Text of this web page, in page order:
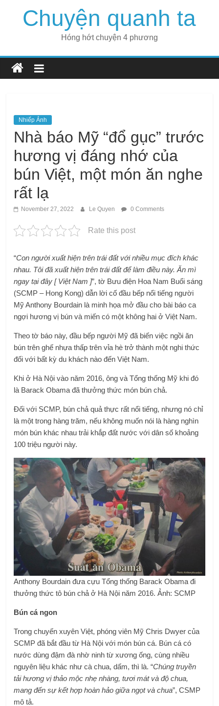
Chuyện quanh ta
Hóng hớt chuyện 4 phương
Nhiếp Ảnh
Nhà báo Mỹ “đổ gục” trước
hương vị đáng nhớ của
bún Việt, một món ăn nghe
rất lạ
November 27, 2022 Le Quyen 0 Comments
Rate this post
“Con người xuất hiện trên trái đất với nhiều mục đích khác
nhau. Tôi đã xuất hiện trên trái đất để làm điều này. Ăn mì
ngay tại đây [ Việt Nam ]”, tờ Bưu điện Hoa Nam Buổi sáng
(SCMP – Hong Kong) dẫn lời cố đầu bếp nổi tiếng người
Mỹ Anthony Bourdain là minh họa mở đầu cho bài báo ca
ngợi hương vị bún và miến có một không hai ở Việt Nam.
Theo tờ báo này, đầu bếp người Mỹ đã biến việc ngồi ăn
bún trên ghế nhựa thấp trên vỉa hè trở thành một nghi thức
đối với bất kỳ du khách nào đến Việt Nam.
Khi ở Hà Nội vào năm 2016, ông và Tổng thống Mỹ khi đó
là Barack Obama đã thưởng thức món bún chả.
Đối với SCMP, bún chả quả thực rất nổi tiếng, nhưng nó chỉ
là một trong hàng trăm, nếu không muốn nói là hàng nghìn
món bún khác nhau trải khắp đất nước với dân số khoảng
100 triệu người này.
Anthony Bourdain đưa cựu Tổng thống Barack Obama đi
thưởng thức tô bún chả ở Hà Nội năm 2016. Ảnh: SCMP
Bún cá ngon
Trong chuyến xuyên Việt, phóng viên Mỹ Chris Dwyer của
SCMP đã bắt đầu từ Hà Nội với món bún cá. Bún cá có
nước dùng đậm đà nhờ ninh từ xương ống, cùng nhiều
nguyên liệu khác như cà chua, dấm, thì là. “Chúng truyền
tải hương vị thảo mộc nhẹ nhàng, tươi mát và độ chua,
mang đến sự kết hợp hoàn hảo giữa ngọt và chua”, CSMP
mô tả.